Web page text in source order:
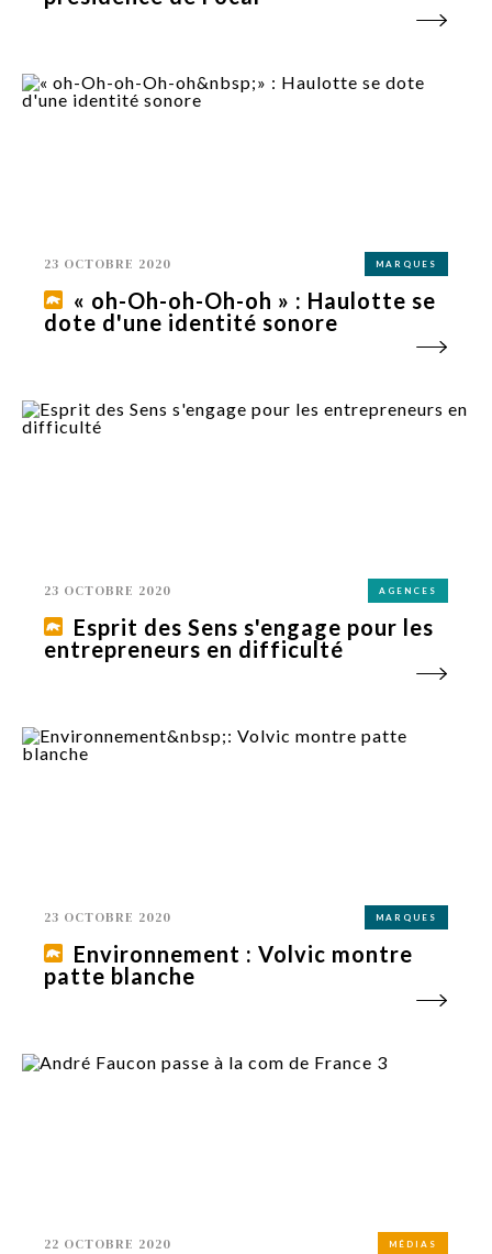
23 OCTOBRE 2020 MARQUES
« oh-Oh-oh-Oh-oh » : Haulotte se
dote d'une identité sonore
23 OCTOBRE 2020 AGENCES
Esprit des Sens s'engage pour les
entrepreneurs en difficulté
23 OCTOBRE 2020 MARQUES
Environnement : Volvic montre
patte blanche
22 OCTOBRE 2020 MÉDIAS